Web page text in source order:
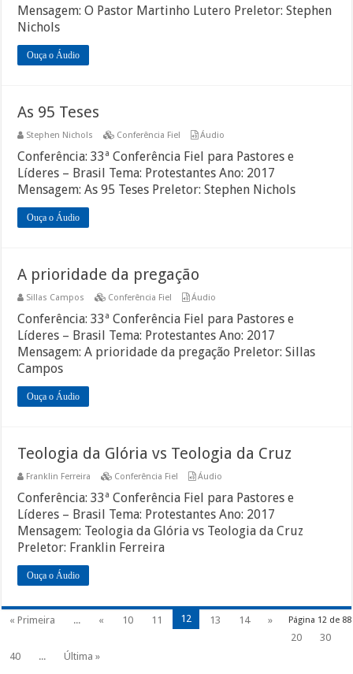
Mensagem: O Pastor Martinho Lutero Preletor: Stephen
Nichols
Ouça o Áudio
As 95 Teses
Stephen Nichols Conferência Fiel Áudio
Conferência: 33ª Conferência Fiel para Pastores e
Líderes – Brasil Tema: Protestantes Ano: 2017
Mensagem: As 95 Teses Preletor: Stephen Nichols
Ouça o Áudio
A prioridade da pregação
Sillas Campos Conferência Fiel Áudio
Conferência: 33ª Conferência Fiel para Pastores e
Líderes – Brasil Tema: Protestantes Ano: 2017
Mensagem: A prioridade da pregação Preletor: Sillas
Campos
Ouça o Áudio
Teologia da Glória vs Teologia da Cruz
Franklin Ferreira Conferência Fiel Áudio
Conferência: 33ª Conferência Fiel para Pastores e
Líderes – Brasil Tema: Protestantes Ano: 2017
Mensagem: Teologia da Glória vs Teologia da Cruz
Preletor: Franklin Ferreira
Ouça o Áudio
Página 12 de 88
« Primeira ... « 10 11 12 13 14
»
20
30
40
... Última »